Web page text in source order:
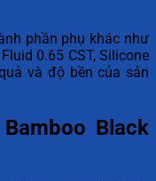
phần phụ khác như
0.65 CST, Silicone
và độ bền của sản
Black